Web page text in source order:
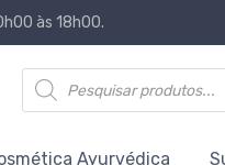
às 18h00.
Products search
Ayurvédica